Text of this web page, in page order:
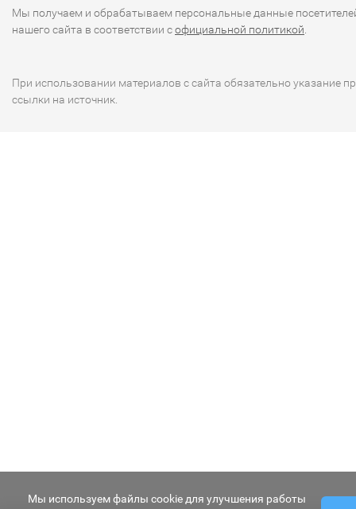
Мы получаем и обрабатываем персональные данные
нашего сайта в соответствии софициальной политикой
При использовании материалов с сайта обязательно указание
ссылки на источник.
Мы используем файлы cookie для улучшения работы